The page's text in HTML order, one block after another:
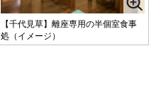
【千代見草】離座専用の半個室食事
処（イメージ）